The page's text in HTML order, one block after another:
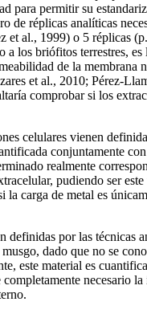
para permitir su
réplicas analíticas
al., 1999) o 5 réplicas
briófitos terrestres,
de la
et al., 2010; Pérez-
comprobar si los
celulares vienen
conjuntamente
realmente
pudiendo ser
carga de metal es
por las
dado que no se
este material es
necesario